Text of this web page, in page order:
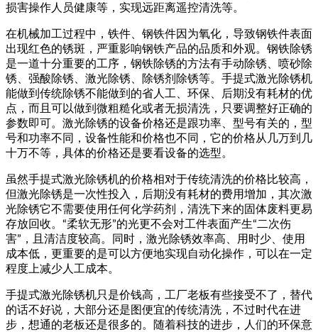
损害操作人员健康等，实现远距离遥控清洗等。
在机械加工过程中，铁件、钢铁件因为氧化，导致钢铁件表面
出现红色的锈斑，严重影响钢铁产品的品质和外观。钢铁除锈
是一道十分重要的工序，钢铁除锈的方法有手动除锈、喷砂除
锈、强酸除锈、激光除锈、除锈剂除锈等。手提式激光除锈机
能做到传统除锈不能做到的省人工、环保、后期没有耗材的优
点，而且可以做到微粗糙化或者无损清洗，只要调整好正确的
参数即可。激光除锈的设备价格还是跟功率、型号有关的，型
号和功率不同，设备性能和价格也不同，它的价格从几万到几
十万不等，具体的价格还是要看设备的选型。
虽然手提式激光除锈机的价格相对于传统清洗的价格比较高，
但激光除锈是一次性投入，后期没有耗材的费用增加，其次激
光除锈它不需要使用任何化学药剂，清洗下来的固体废料更易
存放回收。“柔软无形”的光更不会对工件表面产生“二次伤
害”，且清洁度较高。同时，激光除锈效率高、用时少、使用
成本低，更重要的是可以方便地实现自动化操作，可以在一定
程度上减少人工成本。
手提式激光除锈机只是价钱高，工厂老板有些接受不了，替代
的话不好说，大部分还是图便宜的传统清洗，不过时代在进
步，想通的老板还是很多的。随着科技的进步，人们的环保意